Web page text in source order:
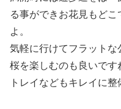
る事ができお花見もど
よ。
気軽に行けてフラットな
桜を楽しむのも良いです
トレイなどもキレイに整